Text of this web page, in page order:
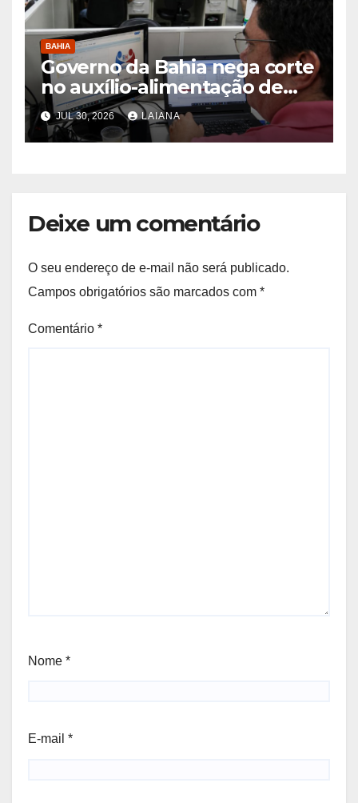
BAHIA
Governo da Bahia nega corte
no auxílio-alimentação de
servidores Reda
JUL 30, 2026 LAIANA
Deixe um comentário
O seu endereço de e-mail não será publicado.
Campos obrigatórios são marcados com *
Comentário *
Nome *
E-mail *